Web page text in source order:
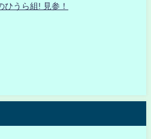
うら組! 見参！